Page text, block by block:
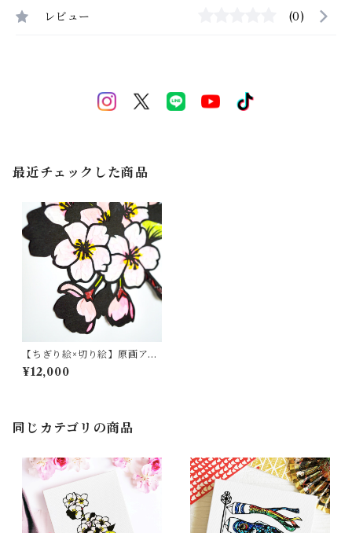
レビュー (0)
最近チェックした商品
【ちぎり絵×切り絵】原画アー
ト 『saku-ra （桜）』
¥12,000
同じカテゴリの商品